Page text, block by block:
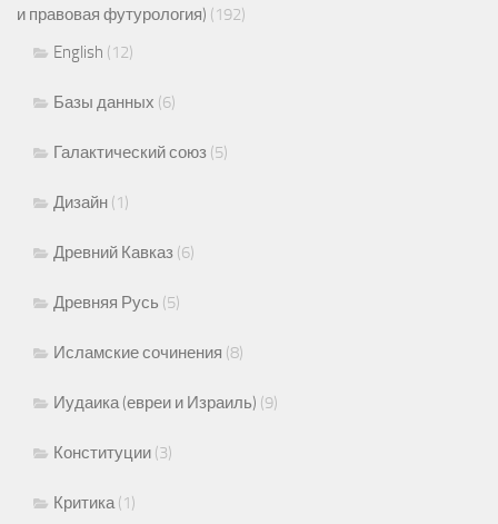
и правовая футурология) (192)
English (12)
Базы данных (6)
Галактический союз (5)
Дизайн (1)
Древний Кавказ (6)
Древняя Русь (5)
Исламские сочинения (8)
Иудаика (евреи и Израиль) (9)
Конституции (3)
Критика(1)